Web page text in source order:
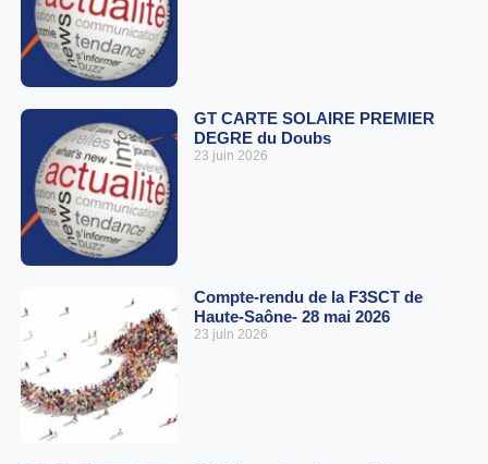
GT CARTE SOLAIRE PREMIER
DEGRE du Doubs
23 juin 2026
Compte-rendu de la F3SCT de
Haute-Saône- 28 mai 2026
23 juin 2026